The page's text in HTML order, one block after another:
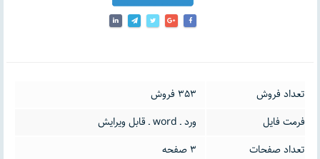
تعداد فروش
353 فروش
فرمت فایل
ورد ـ word ـ قابل ویرایش
تعداد صفحات
3 صفحه